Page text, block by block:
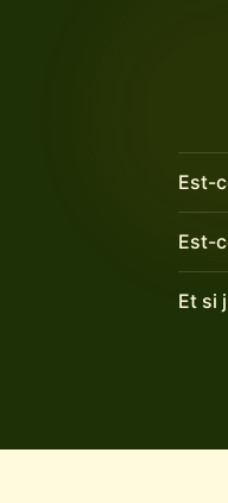
Est-
Est-
Et si